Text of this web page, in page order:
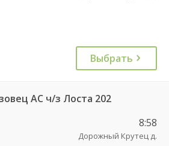
Выбрать
АС ч/з Лоста 202
8:58
Дорожный Крутец д.